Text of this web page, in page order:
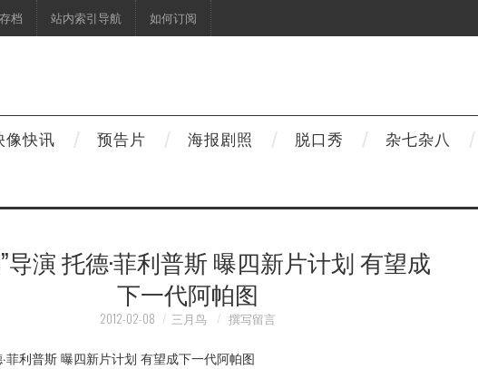
档 站内索引导航 如何订阅
像快讯 预告片 海报剧照 脱口秀 杂七杂八
导演 托德·菲利普斯 曝四新片计划 有望成
下一代阿帕图
2012-02-08 三月鸟 撰写留言